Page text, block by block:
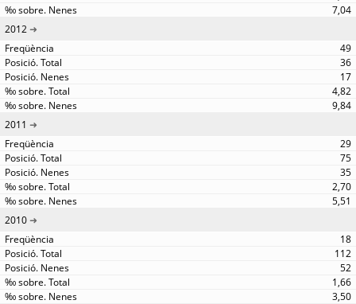
7,04
2012
49
36
17
4,82
9,84
2011
29
75
35
2,70
5,51
2010
18
112
52
1,66
3,50